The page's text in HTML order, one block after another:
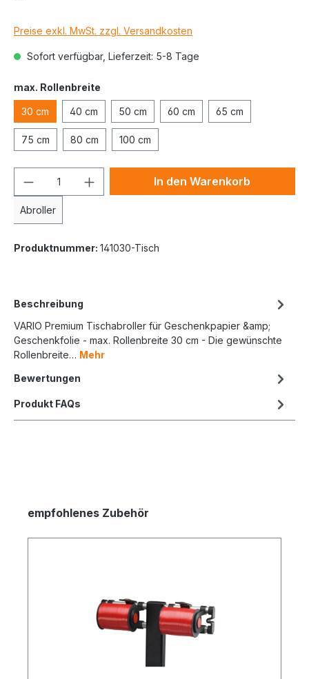
Preise exkl. MwSt. zzgl. Versandkosten
Sofort verfügbar, Lieferzeit: 5-8 Tage
max. Rollenbreite
30 cm 40 cm 50 cm 60 cm 65 cm
75 cm 80 cm 100 cm
Abroller
In den Warenkorb
Produktnummer: 141030-Tisch
Beschreibung
VARIO Premium Tischabroller für Geschenkpapier &amp;
Geschenkfolie - max. Rollenbreite 30 cm - Die gewünschte
Rollenbreite… Mehr
Bewertungen
Produkt FAQs
empfohlenes Zubehör